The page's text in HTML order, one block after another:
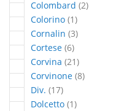
Colombard 2articles
Colorino 1article
Cornalin 3articles
Cortese 6articles
Corvina 21articles
Corvinone 8articles
Div. 17articles
Dolcetto 1article